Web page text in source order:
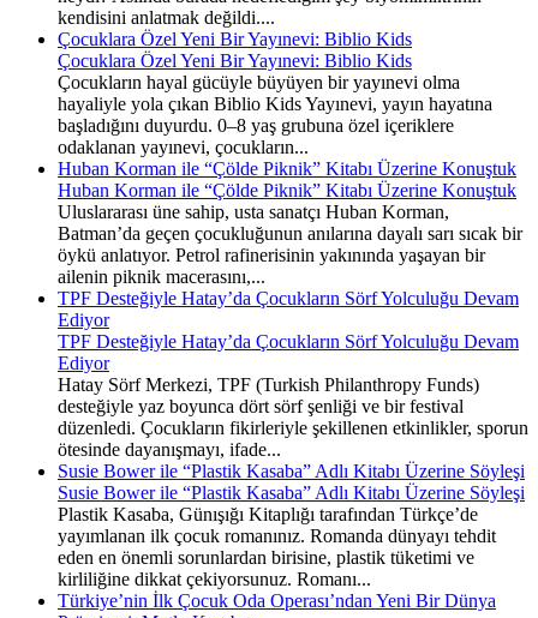
kendisini anlatmak değildi....
Çocuklara Özel Yeni Bir Yayınevi: Biblio Kids
Çocuklara Özel Yeni Bir Yayınevi: Biblio Kids
Çocukların hayal gücüyle büyüyen bir yayınevi olma
hayaliyle yola çıkan Biblio Kids Yayınevi, yayın hayatına
başladığını duyurdu. 0–8 yaş grubuna özel içeriklere
odaklanan yayınevi, çocukların...
Huban Korman ile “Çölde Piknik” Kitabı Üzerine Konuştuk
Huban Korman ile “Çölde Piknik” Kitabı Üzerine Konuştuk
Uluslararası üne sahip, usta sanatçı Huban Korman,
Batman’da geçen çocukluğunun anılarına dayalı sarı sıcak bir
öykü anlatıyor. Petrol rafinerisinin yakınında yaşayan bir
ailenin piknik macerasını,...
TPF Desteğiyle Hatay’da Çocukların Sörf Yolculuğu Devam
Ediyor
TPF Desteğiyle Hatay’da Çocukların Sörf Yolculuğu Devam
Ediyor
Hatay Sörf Merkezi, TPF (Turkish Philanthropy Funds)
desteğiyle yaz boyunca dört sörf şenliği ve bir festival
düzenledi. Çocukların fikirleriyle şekillenen etkinlikler, sporun
ötesinde dayanışmayı, ifade...
Susie Bower ile “Plastik Kasaba” Adlı Kitabı Üzerine Söyleşi
Susie Bower ile “Plastik Kasaba” Adlı Kitabı Üzerine Söyleşi
Plastik Kasaba, Günışığı Kitaplığı tarafından Türkçe’de
yayımlanan ilk çocuk romanınız. Romanda dünyayı tehdit
eden en önemli sorunlardan birisine, plastik tüketimi ve
kirliliğine dikkat çekiyorsunuz. Romanı...
Türkiye’nin İlk Çocuk Oda Operası’ndan Yeni Bir Dünya